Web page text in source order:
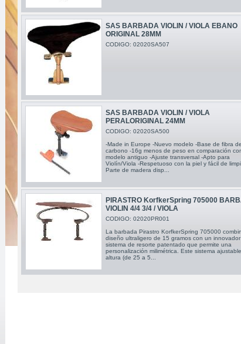
SAS BARBADA VIOLIN / VIOLA EBANO
ORIGINAL 28MM
CODIGO: 02020SA507
SAS BARBADA VIOLIN / VIOLA
PERALORIGINAL 24MM
CODIGO: 02020SA500
-Made in Europe -Nuevo modelo -Base de fibra de
carbono -16g menos de peso en comparación
modelo antiguo -Ajuste transversal -Apto para
Violín/Viola -Respetuoso con la piel y fácil de
Parte de madera disp...
PIRASTRO KorfkerSpring 705000
VIOLIN 4/4 3/4 / VIOLA
CODIGO: 02020PR001
La barbada Pirastro KorfkerSpring 705000
diseño ultraligero de 15 gramos con un innovador
sistema de resorte patentado que permite una
personalización milimétrica. Este sistema
altura (de 25 a 5...